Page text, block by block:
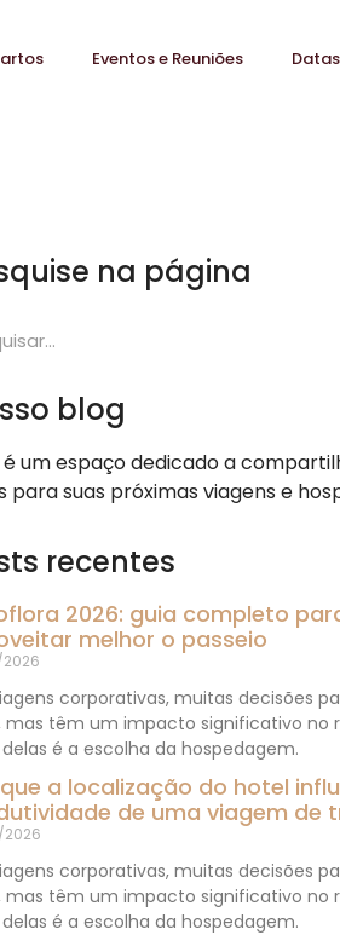
Eventos e Reuniões
na página
blog
é um espaço dedicado a
para suas próximas viagens e
recentes
2026: guia completo
melhor o passeio
corporativas, muitas decisões
mas têm um impacto significativo no
é a escolha da hospedagem.
a localização do hotel
de uma viagem de
2026
corporativas, muitas decisões
mas têm um impacto significativo no
é a escolha da hospedagem.